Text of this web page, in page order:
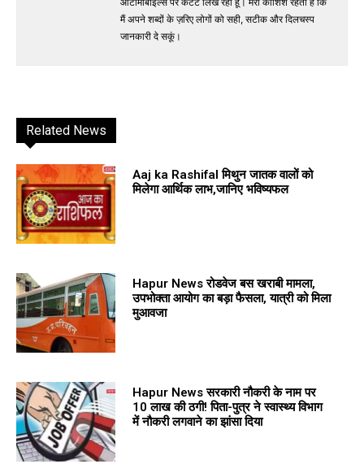
मैं अपने शब्दों के ज़रिए लोगों को सही, सटीक और दिलचस्प
जानकारी दे सकूं।
Related News
Aaj ka Rashifal मिथुन जातक वालों को
मिलेगा आर्थिक लाभ,जानिए भविष्यफल
Hapur News रोडवेज बस खराबी मामला,
उपभोक्ता आयोग का बड़ा फैसला, यात्री को मिला
मुआवजा
Hapur News सरकारी नौकरी के नाम पर
10 लाख की ठगी! पिता-पुत्र ने स्वास्थ्य विभाग
में नौकरी लगवाने का झांसा दिया